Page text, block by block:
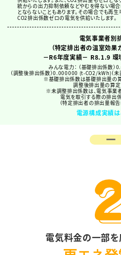
統からの出力抑制依頼などやむを得ない場
とならないこともあります。その場合でも再
CO2排出係数ゼロの電気を供給いたします。
電気事業者別
（特定排出者の温室効果
－R6年度実績－ R8.1.9 環
みんな電⼒： （基礎排出係数
（調整後排出係数）0.000000 (t-CO2/kWh)（
※基礎排出係数は基礎排出量の
調整後排出量の算定
※未調整排出係数は、電気事業
電気を取引する際の排出
（特定排出者の排出量報告
電源構成実績は
電気料金の一部を